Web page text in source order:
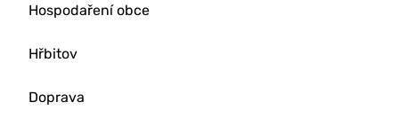
Hospodaření obce
Hřbitov
Doprava